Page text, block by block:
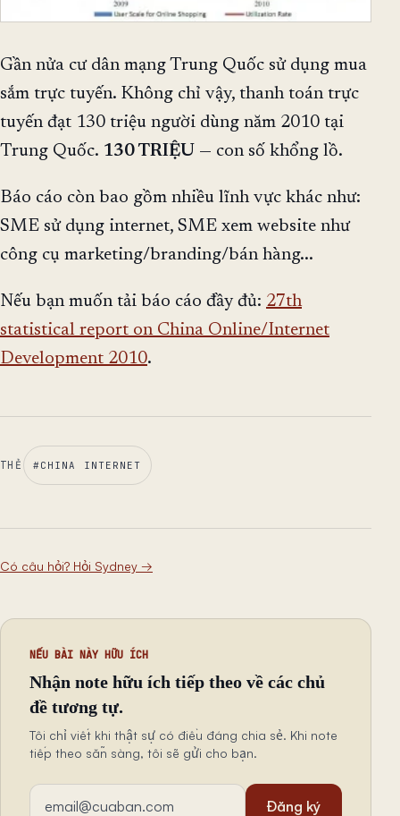
Gần nửa cư dân mạng Trung Quốc sử dụng mua
sắm trực tuyến. Không chỉ vậy, thanh toán trực
tuyến đạt 130 triệu người dùng năm 2010 tại
Trung Quốc. 130 TRIỆU — con số khổng lồ.
Báo cáo còn bao gồm nhiều lĩnh vực khác như:
SME sử dụng internet, SME xem website như
công cụ marketing/branding/bán hàng...
Nếu bạn muốn tải báo cáo đầy đủ: 27th
statistical report on China Online/Internet
Development 2010.
THẺ #CHINA INTERNET
Có câu hỏi? Hỏi Sydney →
NẾU BÀI NÀY HỮU ÍCH
Nhận note hữu ích tiếp theo về các chủ
đề tương tự.
Tôi chỉ viết khi thật sự có điều đáng chia sẻ. Khi note
tiếp theo sẵn sàng, tôi sẽ gửi cho bạn.
Địa chỉ email
Đăng ký